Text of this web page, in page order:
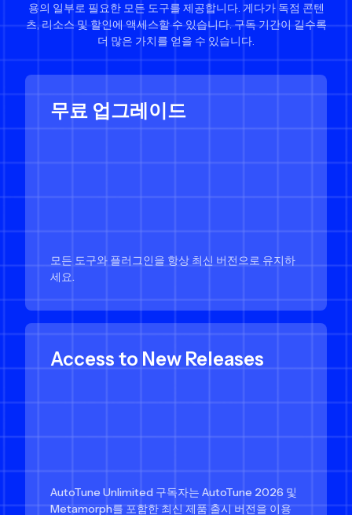
용의 일부로 필요한 모든 도구를 제공합니다. 게다가 독점 콘텐
츠, 리소스 및 할인에 액세스할 수 있습니다. 구독 기간이 길수록
더 많은 가치를 얻을 수 있습니다.
무료 업그레이드
모든 도구와 플러그인을 항상 최신 버전으로 유지하
세요.
Access to New Releases
AutoTune Unlimited 구독자는 AutoTune 2026 및
Metamorph를 포함한 최신 제품 출시 버전을 이용